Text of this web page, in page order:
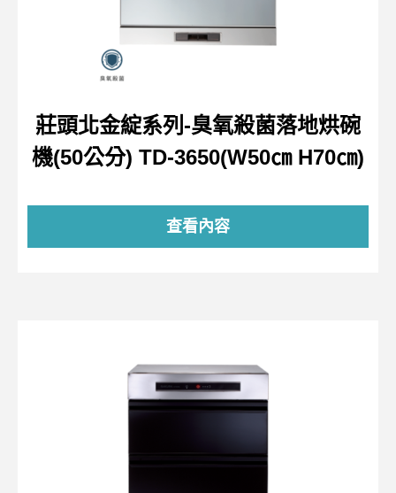
莊頭北金綻系列-臭氧殺菌落地烘碗
機(50公分) TD-3650(W50㎝ H70㎝)
查看內容